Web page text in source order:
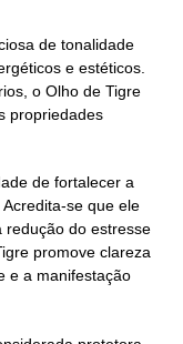
de tonalidade
e estéticos.
o Olho de Tigre
propriedades
de fortalecer a
se que ele
redução do estresse
promove clareza
e a manifestação